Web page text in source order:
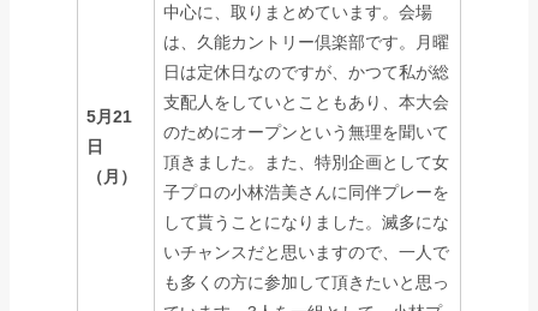
5月21
日
（月）
中心に、取りまとめています。会場
は、久能カントリー倶楽部です。月曜
日は定休日なのですが、かつて私が総
支配人をしていとこともあり、本大会
のためにオープンという無理を聞いて
頂きました。また、特別企画として女
子プロの小林浩美さんに同伴プレーを
して貰うことになりました。滅多にな
いチャンスだと思いますので、一人で
も多くの方に参加して頂きたいと思っ